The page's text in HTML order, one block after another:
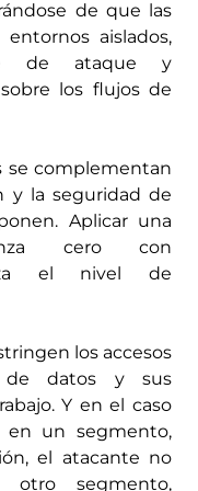
de que las
aislados,
de ataque y
los flujos de
se complementan
y la seguridad de
Aplicar una
cero con
el nivel de
los accesos
de datos y sus
Y en el caso
un segmento,
el atacante no
otro segmento,